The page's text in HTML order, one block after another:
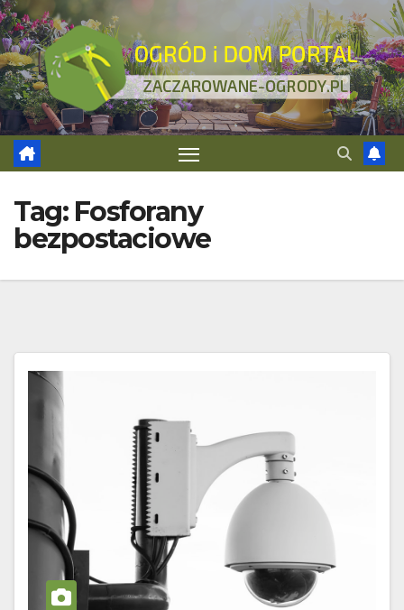
Skip
to
content
Tag: Fosforany
bezpostaciowe